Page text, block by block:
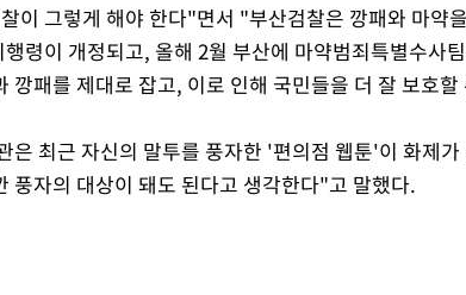
이 그렇게 해야 한다"면서 "부산검찰은 깡패와 마약
령이 개정되고, 올해 2월 부산에 마약범죄특별수사
깡패를 제대로 잡고, 이로 인해 국민들을 더 잘 보호
은 최근 자신의 말투를 풍자한 '편의점 웹툰'이 화제
풍자의 대상이 돼도 된다고 생각한다"고 말했다.